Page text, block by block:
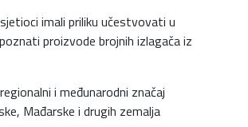
imali priliku učestvovati u
proizvode brojnih izlagača iz
i međunarodni značaj
Mađarske i drugih zemalja